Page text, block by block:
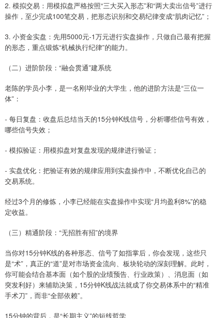
2. 模拟交易：用模拟盘严格按照“三大买入形态”和“两大卖出信号”进行
操作，至少完成100笔交易，把形态识别和交易纪律变成“肌肉记忆”；
3. 小资金实盘：先用5000元-1万元进行实盘操作，只做自己最有把握
的形态，重点锻炼“机械执行纪律”的能力。
（二）进阶阶段：“融会贯通”建系统
老陈的学员小李，是一名刚毕业的大学生，他的进阶方法是“三位一
体”：
- 每日复盘：收盘后总结当天的15分钟K线信号，分析哪些信号有效，
哪些信号失效；
- 模拟验证：用模拟盘对复盘发现的规律进行验证；
- 实盘优化：把验证有效的规律应用到实盘操作中，不断优化自己的
交易系统。
经过3个月的修炼，小李已经能在实盘操作中实现“月均盈利8%”的稳
定收益。
（三）精通阶段：“无招胜有招”的境界
当你对15分钟K线的各种形态、信号了如指掌后，你会发现，这些只
是“术”，真正的“道”是对市场资金流向、板块轮动的深刻理解。此时，
你可能会结合基本面（如个股的业绩预告、行业政策）、消息面（如
突发利好）来辅助决策，15分钟K线战法就成了你交易体系中的“精准
手术刀”，而非“全部依赖”。
15分钟的背后，是“长期主义”的短线哲学